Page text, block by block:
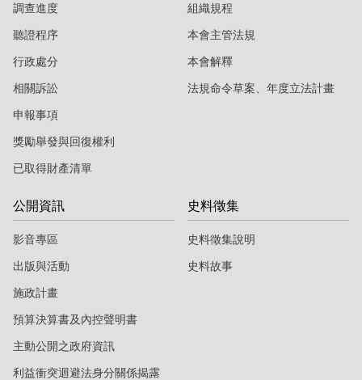
調查進度
聽證程序
行政處分
相關訴訟
申報事項
獎勵舉發與回復權利
已取得財產清單
組織規程
本會主管法規
本會解釋
法規命令草案、年度立法計畫
公開資訊
影音專區
出版與活動
施政計畫
預算決算書及內控聲明書
主動公開之政府資訊
利益衝突迴避法身分關係揭露
史料徵集
史料徵集說明
史料故事